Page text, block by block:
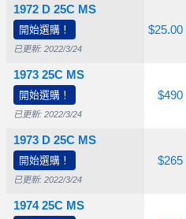
1972 D 25C MS
開始選購！
已更新: 2022/3/24
1973 25C MS
開始選購！
已更新: 2022/3/24
1973 D 25C MS
開始選購！
已更新: 2022/3/24
1974 25C MS
$10.00 $25.00
$10.00 $490
$10.00 $265